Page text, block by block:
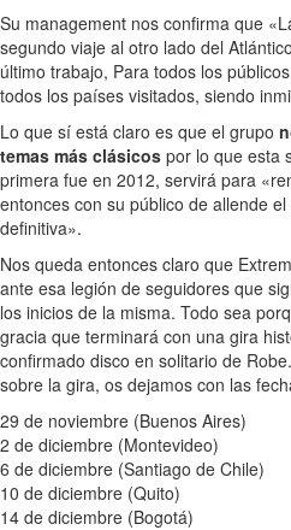
Su management nos confirma que
segundo viaje al otro lado del
último trabajo, Para todos los
todos los países visitados, siendo
Lo que sí está claro es que el grupo
temas más clásicos por lo que esta
primera fue en 2012, servirá para
entonces con su público de allende
definitiva».
Nos queda entonces claro que
ante esa legión de seguidores que
los inicios de la misma. Todo sea
gracia que terminará con una gira
confirmado disco en solitario de
sobre la gira, os dejamos con las
29 de noviembre (Buenos Aires)
2 de diciembre (Montevideo)
6 de diciembre (Santiago de Chile)
10 de diciembre (Quito)
14 de diciembre (Bogotá)